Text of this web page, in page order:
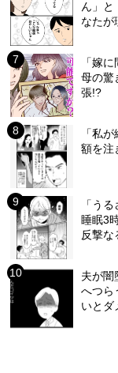
ん」と
なたが
「嫁
母の驚
張!?
「私
額を注
「う
睡眠3
反撃な
夫が闇
へつら
いとダ